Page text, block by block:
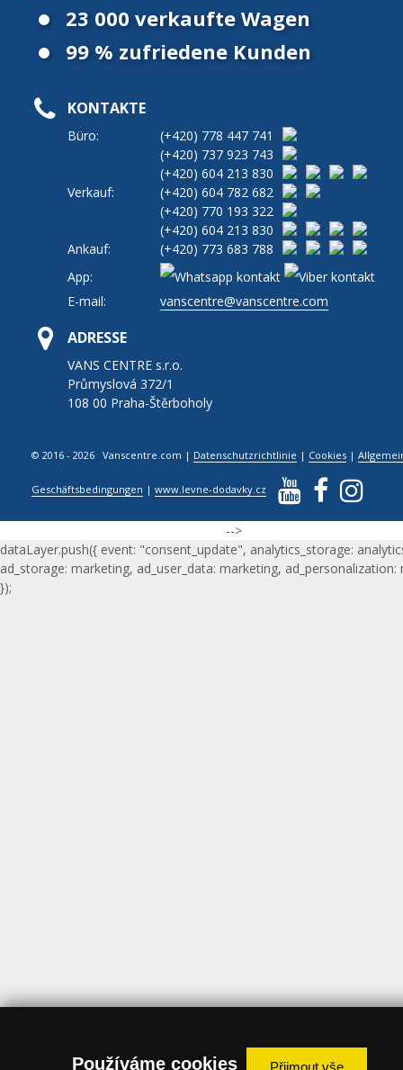
23 000 verkaufte Wagen
99 % zufriedene Kunden
KONTAKTE
Büro: (+420) 778 447 741
(+420) 737 923 743
(+420) 604 213 830
Verkauf:
(+420) 604 782 682
(+420) 770 193 322
(+420) 604 213 830
Ankauf:
(+420) 773 683 788
App:
E-mail:
vanscentre@vanscentre.com
ADRESSE
VANS CENTRE s.r.o.
Průmyslová 372/1
108 00 Praha-Štěrboholy
© 2016 - 2026 Vanscentre.com | Datenschutzrichtlinie | Cookies |
Geschäftsbedingungen |www.levne-dodavky.cz
-->
dataLayer.push({ event: "consent_update", analytics_storage:
ad_storage: marketing, ad_user_data: marketing, ad_personalization:
});
Používáme cookies Přijmout vše